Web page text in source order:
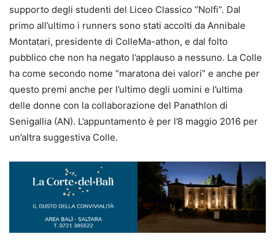
supporto degli studenti del Liceo Classico “Nolfi”. Dal
primo all’ultimo i runners sono stati accolti da Annibale
Montatari, presidente di ColleMa-athon, e dal folto
pubblico che non ha negato l’applauso a nessuno. La Colle
ha come secondo nome “maratona dei valori” e anche per
questo premi anche per l’ultimo degli uomini e l’ultima
delle donne con la collaborazione del Panathlon di
Senigallia (AN). L’appuntamento è per l’8 maggio 2016 per
un’altra suggestiva Colle.